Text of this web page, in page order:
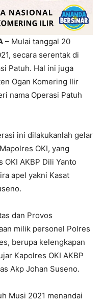
– Mulai tanggal 20
secara serentak di
Patuh. Hal ini juga
Ogan Komering Ilir
nama Operasi Patuh
ini dilakukanlah gelar
OKI, yang
AKBP Dili Yanto
apel yakni Kasat
dan Provos
milik personel Polres
berupa kelengkapan
Kapolres OKI AKBP
Akp Johan Suseno.
Musi 2021 menandai